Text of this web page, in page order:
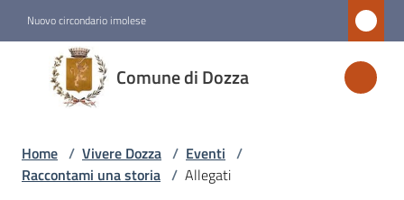
Nuovo circondario imolese
Comune di Dozza
Comune
di
Dozza
Home / Vivere Dozza / Eventi /
Raccontami una storia / Allegati